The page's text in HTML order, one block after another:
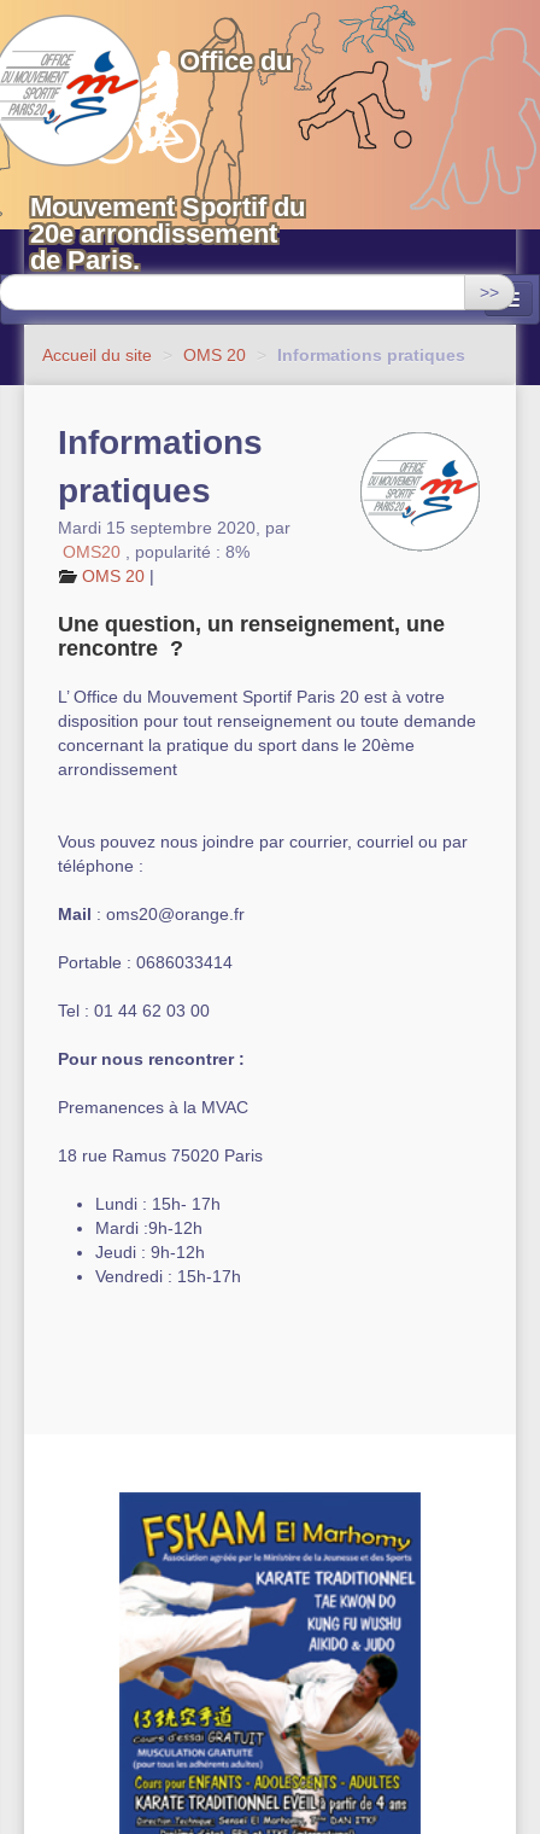
OMS 20 Paris
Office du
Mouvement Sportif du
20e arrondissement
de Paris.
>>
Equipements sportifs municipaux
OMS 20
Evénements
Actualités
Autre équipement sportif
Actualités des associations
Accueil du site > OMS 20 > Informations pratiques
Informations
pratiques
Mardi 15 septembre 2020 par
OMS20
popularité : 8%
OMS 20 |
Une question, un renseignement, une
rencontre ?
L’ Office du Mouvement Sportif Paris 20 est à votre
disposition pour tout renseignement ou toute demande
concernant la pratique du sport dans le 20ème
arrondissement
Vous pouvez nous joindre par courrier, courriel ou par
téléphone :
Mail : oms20@orange.fr
Portable : 0686033414
Tel : 01 44 62 03 00
Pour nous rencontrer :
Premanences à la MVAC
18 rue Ramus 75020 Paris
Lundi : 15h- 17h
Mardi :9h-12h
Jeudi : 9h-12h
Vendredi : 15h-17h